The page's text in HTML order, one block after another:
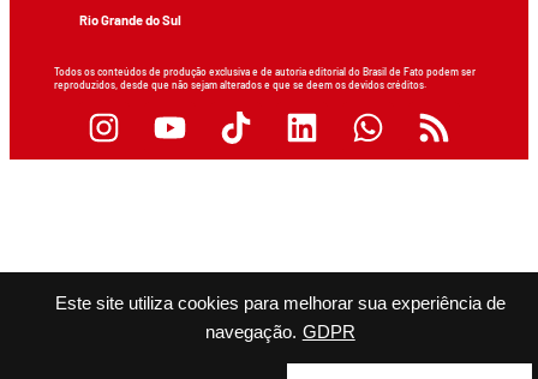
Este site utiliza cookies para melhorar sua experiência de
navegação. GDPR
Rio Grande do Sul
Todos os conteúdos de produção exclusiva e de autoria editorial do Brasil de Fato podem ser
reproduzidos, desde que não sejam alterados e que se deem os devidos créditos.